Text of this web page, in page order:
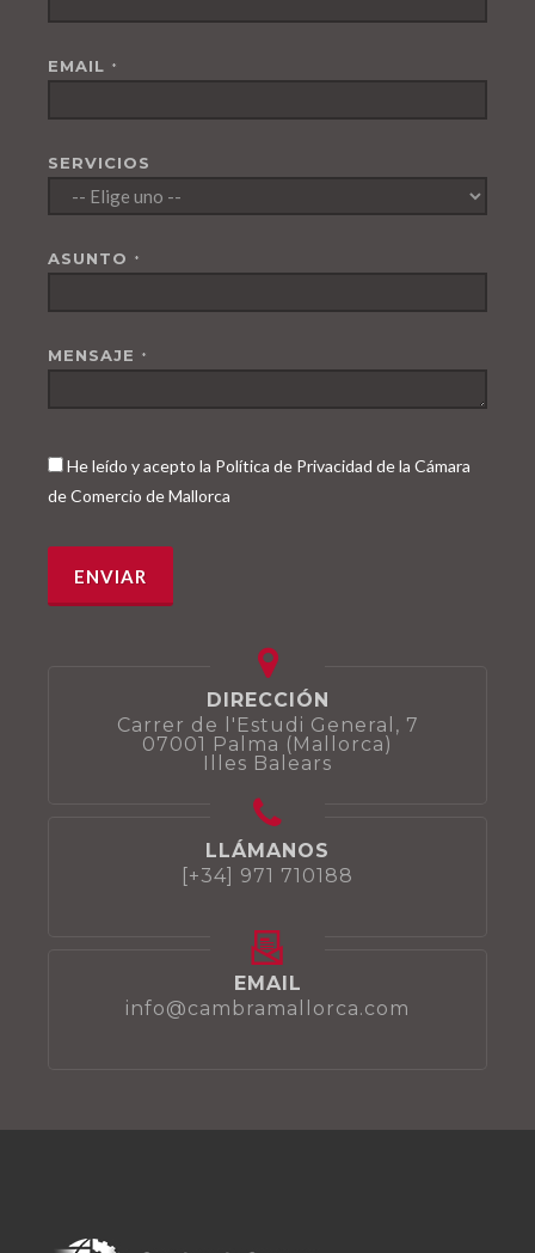
EMAIL *
SERVICIOS
ASUNTO *
MENSAJE *
He leído y acepto la Política de Privacidad de la Cámara
de Comercio de Mallorca
DIRECCIÓN
Carrer de l'Estudi General, 7
07001 Palma (Mallorca)
Illes Balears
LLÁMANOS
[+34] 971 710188
EMAIL
info@cambramallorca.com